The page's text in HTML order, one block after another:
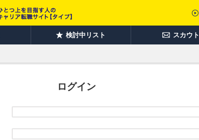
検討中リスト スカウト
ログイン